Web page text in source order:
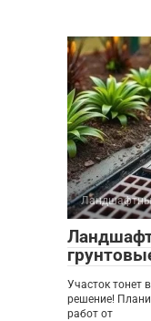
Участок тонет
решение!
работ от